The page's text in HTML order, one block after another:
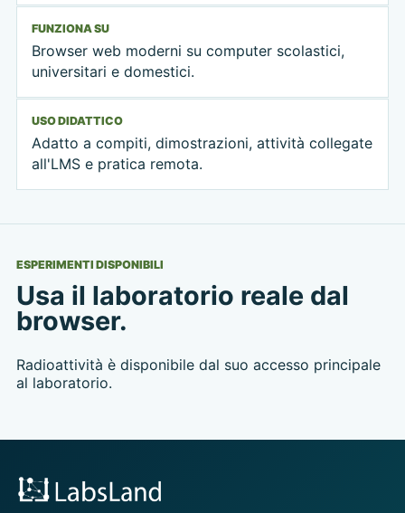
FUNZIONA SU
Browser web moderni su computer scolastici,
universitari e domestici.
USO DIDATTICO
Adatto a compiti, dimostrazioni, attività collegate
all'LMS e pratica remota.
ESPERIMENTI DISPONIBILI
Usa il laboratorio reale dal
browser.
Radioattività è disponibile dal suo accesso principale
al laboratorio.